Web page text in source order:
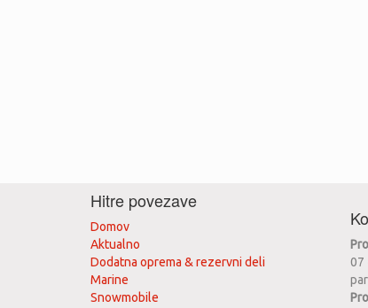
Hitre povezave
Domov
Aktualno
Dodatna oprema & rezervni deli
Marine
Snowmobile
07